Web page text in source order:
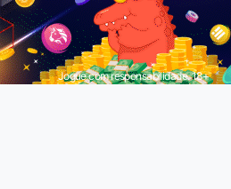
Jogue com responsabilidade. 18+